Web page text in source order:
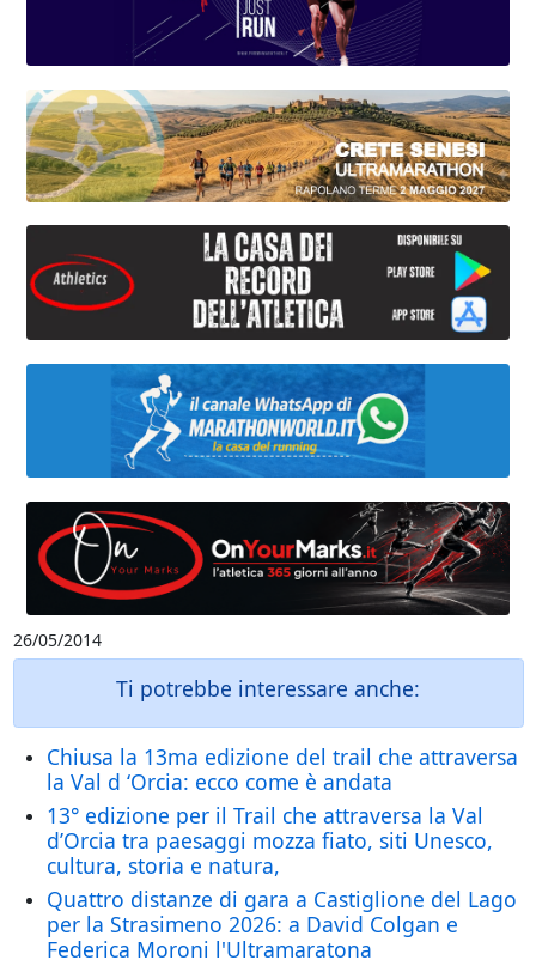
26/05/2014
Ti potrebbe interessare anche:
Chiusa la 13ma edizione del trail che attraversa
la Val d ‘Orcia: ecco come è andata
13° edizione per il Trail che attraversa la Val
d’Orcia tra paesaggi mozza fiato, siti Unesco,
cultura, storia e natura,
Quattro distanze di gara a Castiglione del Lago
per la Strasimeno 2026: a David Colgan e
Federica Moroni l'Ultramaratona